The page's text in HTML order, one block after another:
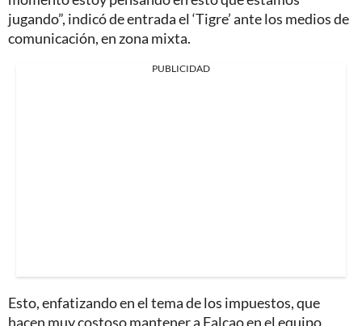
jugando”, indicó de entrada el ‘Tigre’ ante los medios de
comunicación, en zona mixta.
PUBLICIDAD
Esto, enfatizando en el tema de los impuestos, que
hacen muy costoso mantener a Falcao en el equipo